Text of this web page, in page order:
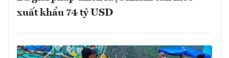
xuất khẩu 74 tỷ USD